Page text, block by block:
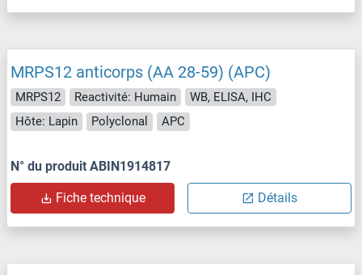
MRPS12 anticorps (AA 28-59) (APC)
MRPS12 Reactivité: Humain
WB, ELISA, IHC
Hôte: Lapin
Polyclonal APC
N° du produit ABIN1914817
Fiche technique Détails